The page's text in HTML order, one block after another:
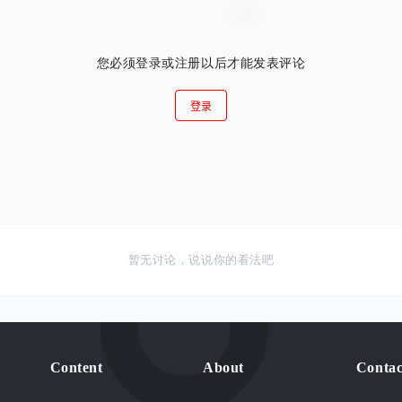
您必须登录或注册以后才能发表评论
登录
暂无讨论，说说你的看法吧
Content About